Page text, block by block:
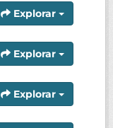
Explorar
Explorar
Explorar